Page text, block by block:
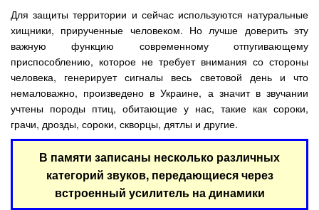
Для защиты территории и сейчас используются натуральные
хищники, прирученные человеком. Но лучше доверить эту
важную функцию современному отпугивающему
приспособлению, которое не требует внимания со стороны
человека, генерирует сигналы весь световой день и что
немаловажно, произведено в Украине, а значит в звучании
учтены породы птиц, обитающие у нас, такие как сороки,
грачи, дрозды, сороки, скворцы, дятлы и другие.
В памяти записаны несколько различных
категорий звуков, передающиеся через
встроенный усилитель на динамики